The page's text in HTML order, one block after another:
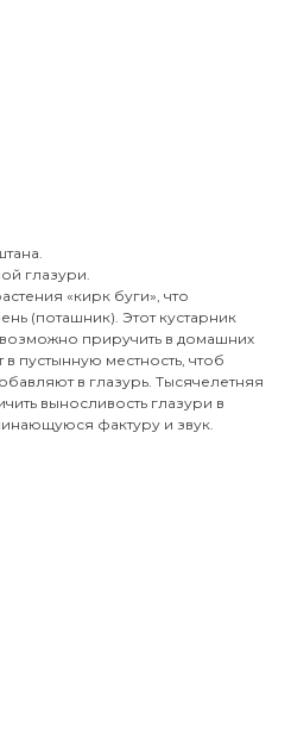
глазури.
«кирк буги», что
(поташник). Этот кустарник
приручить в домашних
пустынную местность, чтоб
в глазурь. Тысячелетняя
выносливость глазури в
фактуру и звук.